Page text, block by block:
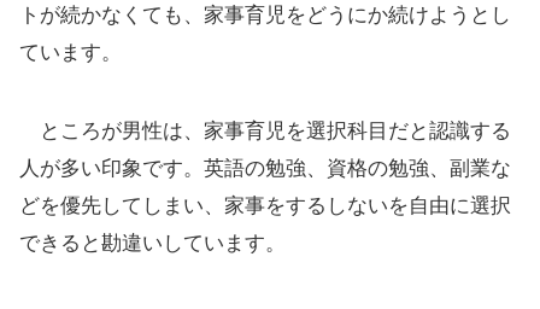
トが続かなくても、家事育児をどうにか続けようとし
ています。
ところが男性は、家事育児を選択科目だと認識する
人が多い印象です。英語の勉強、資格の勉強、副業な
どを優先してしまい、家事をするしないを自由に選択
できると勘違いしています。